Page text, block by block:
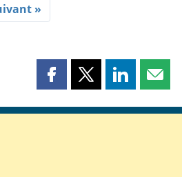
»
Partager
page
Partager
page
Partager
page page